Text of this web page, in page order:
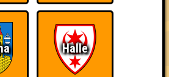
hafenstube@skz-telux.de
Halle